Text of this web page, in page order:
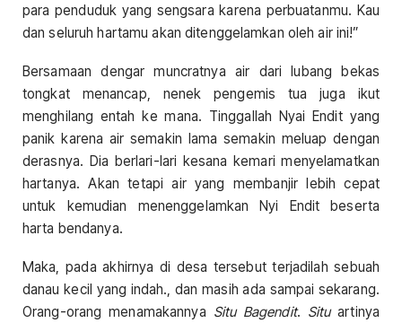
para penduduk yang sengsara karena perbuatanmu. Kau
dan seluruh hartamu akan ditenggelamkan oleh air ini!”
Bersamaan dengar muncratnya air dari lubang bekas
tongkat menancap, nenek pengemis tua juga ikut
menghilang entah ke mana. Tinggallah Nyai Endit yang
panik karena air semakin lama semakin meluap dengan
derasnya. Dia berlari-lari kesana kemari menyelamatkan
hartanya. Akan tetapi air yang membanjir lebih cepat
untuk kemudian menenggelamkan Nyi Endit beserta
harta bendanya.
Maka, pada akhirnya di desa tersebut terjadilah sebuah
danau kecil yang indah., dan masih ada sampai sekarang.
Orang-orang menamakannya Situ Bagendit. Situartinya